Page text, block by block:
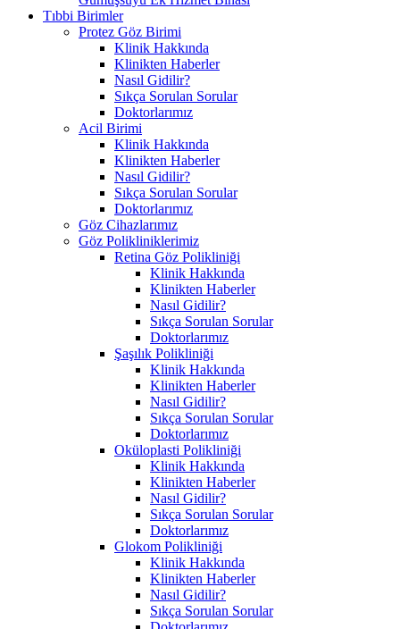
Tıbbi Birimler
Protez Göz Birimi
Klinik Hakkında
Klinikten Haberler
Nasıl Gidilir?
Sıkça Sorulan Sorular
Doktorlarımız
Acil Birimi
Klinik Hakkında
Klinikten Haberler
Nasıl Gidilir?
Sıkça Sorulan Sorular
Doktorlarımız
Göz Cihazlarımız
Göz Polikliniklerimiz
Retina Göz Polikliniği
Klinik Hakkında
Klinikten Haberler
Nasıl Gidilir?
Sıkça Sorulan Sorular
Doktorlarımız
Şaşılık Polikliniği
Klinik Hakkında
Klinikten Haberler
Nasıl Gidilir?
Sıkça Sorulan Sorular
Doktorlarımız
Oküloplasti Polikliniği
Klinik Hakkında
Klinikten Haberler
Nasıl Gidilir?
Sıkça Sorulan Sorular
Doktorlarımız
Glokom Polikliniği
Klinik Hakkında
Klinikten Haberler
Nasıl Gidilir?
Sıkça Sorulan Sorular